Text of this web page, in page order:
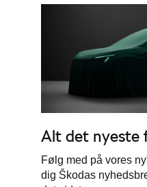
Alt det nyeste
Følg med på vores
dig Škodas